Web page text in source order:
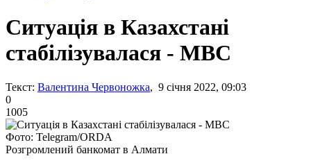
Ситуація в Казахстані
стабілізувалася - МВС
Текст: Валентина Червоножка, 9 січня 2022, 09:03
0
1005
Фото: Telegram/ORDA
Розгромлений банкомат в Алмати